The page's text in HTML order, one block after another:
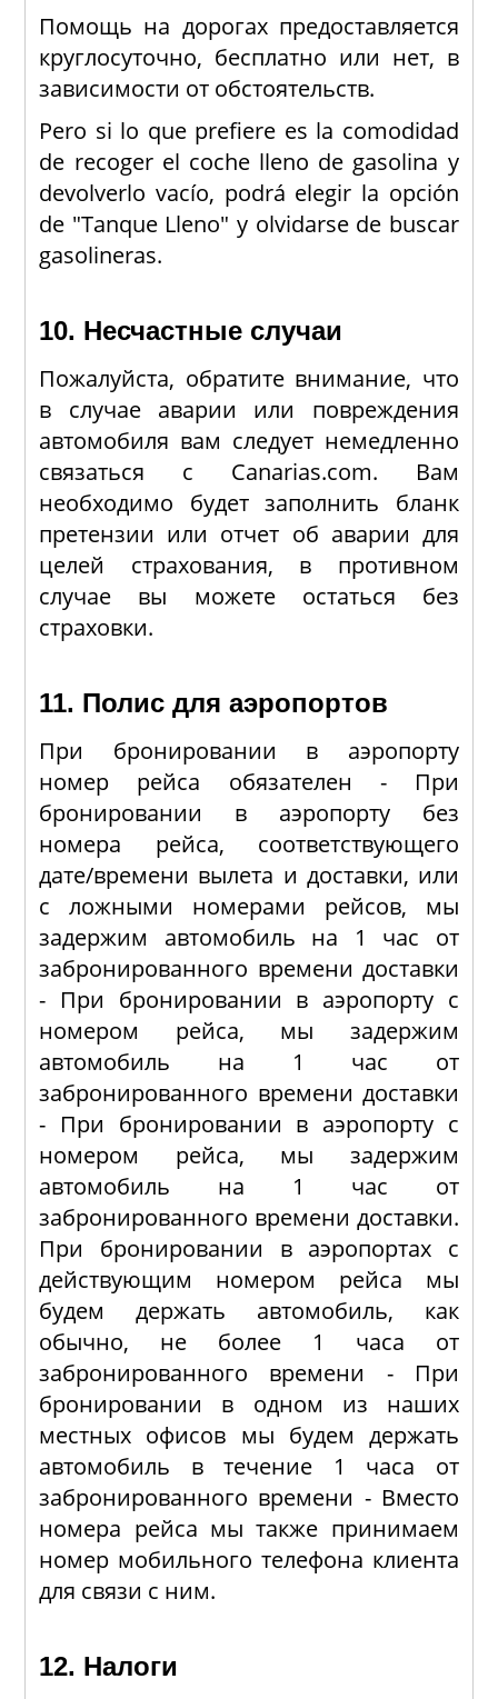
Помощь на дорогах предоставляется
круглосуточно, бесплатно или нет, в
зависимости от обстоятельств.
Pero si lo que prefiere es la comodidad
de recoger el coche lleno de gasolina y
devolverlo vacío, podrá elegir la opción
de "Tanque Lleno" y olvidarse de buscar
gasolineras.
10. Несчастные случаи
Пожалуйста, обратите внимание, что
в случае аварии или повреждения
автомобиля вам следует немедленно
связаться с Canarias.com. Вам
необходимо будет заполнить бланк
претензии или отчет об аварии для
целей страхования, в противном
случае вы можете остаться без
страховки.
11. Полис для аэропортов
При бронировании в аэропорту
номер рейса обязателен - При
бронировании в аэропорту без
номера рейса, соответствующего
дате/времени вылета и доставки, или
с ложными номерами рейсов, мы
задержим автомобиль на 1 час от
забронированного времени доставки
- При бронировании в аэропорту с
номером рейса, мы задержим
автомобиль на 1 час от
забронированного времени доставки
- При бронировании в аэропорту с
номером рейса, мы задержим
автомобиль на 1 час от
забронированного времени доставки.
При бронировании в аэропортах с
действующим номером рейса мы
будем держать автомобиль, как
обычно, не более 1 часа от
забронированного времени - При
бронировании в одном из наших
местных офисов мы будем держать
автомобиль в течение 1 часа от
забронированного времени - Вместо
номера рейса мы также принимаем
номер мобильного телефона клиента
для связи с ним.
12. Налоги